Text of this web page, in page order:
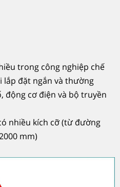
trong công nghiệp chế
lắp đặt ngắn và thường
động cơ điện và bộ truyền
nhiều kích cỡ (từ đường
mm)